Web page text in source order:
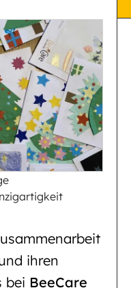
ihren
bei BeeCare